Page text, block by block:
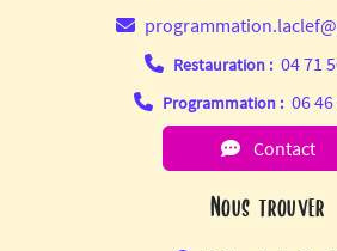
Restauration : 04 71
Programmation : 06
Contact
Nous trouver